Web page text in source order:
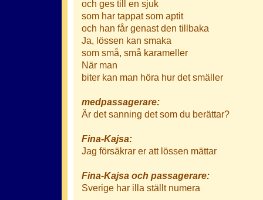
och ges till en sjuk
som har tappat som aptit
och han får genast den tillbaka
Ja, lössen kan smaka
som små, små karameller
När man
biter kan man höra hur det smäller
medpassagerare:
Är det sanning det som du berättar?
Fina-Kajsa:
Jag försäkrar er att lössen mättar
Fina-Kajsa och passagerare:
Sverige har illa ställt numera